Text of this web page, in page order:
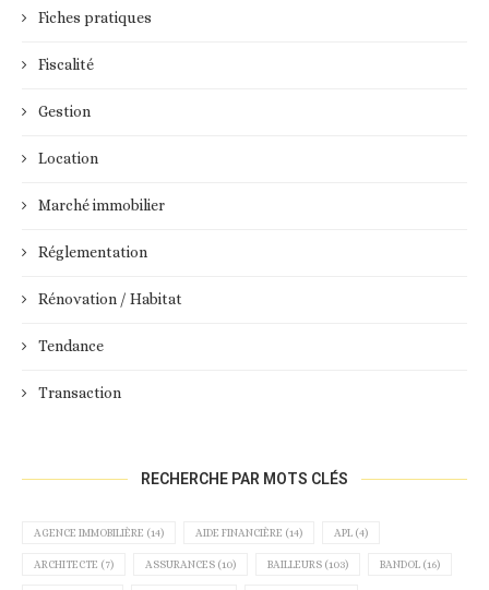
Fiches pratiques
Fiscalité
Gestion
Location
Marché immobilier
Réglementation
Rénovation / Habitat
Tendance
Transaction
RECHERCHE PAR MOTS CLÉS
AGENCE IMMOBILIÈRE (14) AIDE FINANCIÈRE (14) APL (4)
ARCHITECTE (7) ASSURANCES (10) BAILLEURS (103) BANDOL (16)